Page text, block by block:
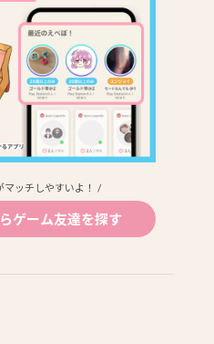
マッチしやすいよ！ /
ゲーム友達を探す